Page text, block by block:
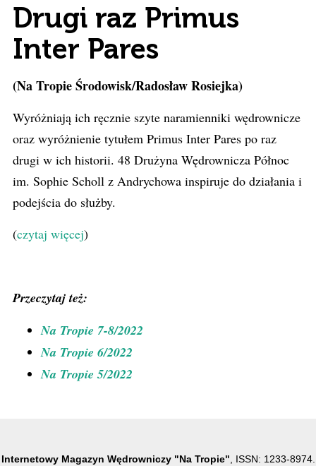
Drugi raz Primus
Inter Pares
(Na Tropie Środowisk/Radosław Rosiejka)
Wyróżniają ich ręcznie szyte naramienniki wędrownicze
oraz wyróżnienie tytułem Primus Inter Pares po raz
drugi w ich historii. 48 Drużyna Wędrownicza Północ
im. Sophie Scholl z Andrychowa inspiruje do działania i
podejścia do służby.
(czytaj więcej)
Przeczytaj też:
Na Tropie 7-8/2022
Na Tropie 6/2022
Na Tropie 5/2022
Internetowy Magazyn Wędrowniczy "Na Tropie" , ISSN: 1233-8974.